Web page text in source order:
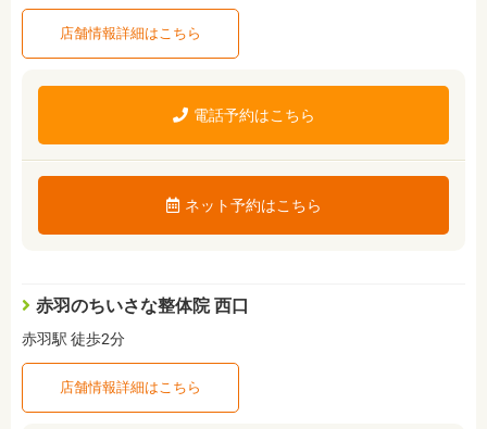
店舗情報詳細はこちら
電話予約はこちら
ネット予約はこちら
赤羽のちいさな整体院 西口
赤羽駅 徒歩2分
店舗情報詳細はこちら